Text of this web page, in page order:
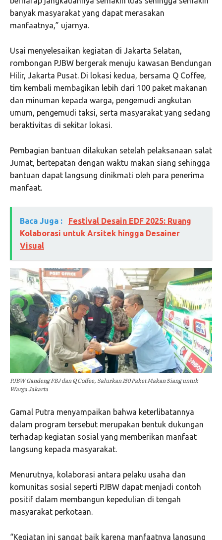
banyak masyarakat yang dapat merasakan
manfaatnya,” ujarnya.
Usai menyelesaikan kegiatan di Jakarta Selatan,
rombongan PJBW bergerak menuju kawasan Bendungan
Hilir, Jakarta Pusat. Di lokasi kedua, bersama Q Coffee,
tim kembali membagikan lebih dari 100 paket makanan
dan minuman kepada warga, pengemudi angkutan
umum, pengemudi taksi, serta masyarakat yang sedang
beraktivitas di sekitar lokasi.
Pembagian bantuan dilakukan setelah pelaksanaan salat
Jumat, bertepatan dengan waktu makan siang sehingga
bantuan dapat langsung dinikmati oleh para penerima
manfaat.
Baca Juga :
Festival Desain EDF 2025: Ruang
Kolaborasi untuk Arsitek hingga Desainer
Visual
PJBW Gandeng FBJ dan Q Coffee, Salurkan 150 Paket Makan Siang untuk
Warga Jakarta
Gamal Putra menyampaikan bahwa keterlibatannya
dalam program tersebut merupakan bentuk dukungan
terhadap kegiatan sosial yang memberikan manfaat
langsung kepada masyarakat.
Menurutnya, kolaborasi antara pelaku usaha dan
komunitas sosial seperti PJBW dapat menjadi contoh
positif dalam membangun kepedulian di tengah
masyarakat perkotaan.
“Kegiatan ini sangat baik karena manfaatnya langsung